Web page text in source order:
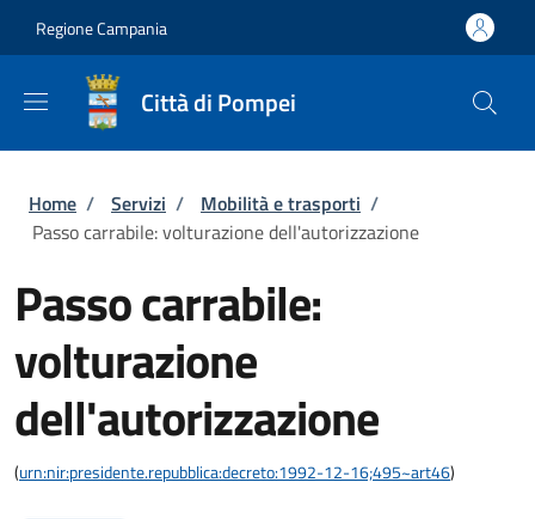
Regione Campania
Città di Pompei
Briciole di pane
Home / Servizi / Mobilità e trasporti /
Passo carrabile: volturazione dell'autorizzazione
Passo carrabile:
volturazione
dell'autorizzazione
(urn:nir:presidente.repubblica:decreto:1992-12-16;495~art46)